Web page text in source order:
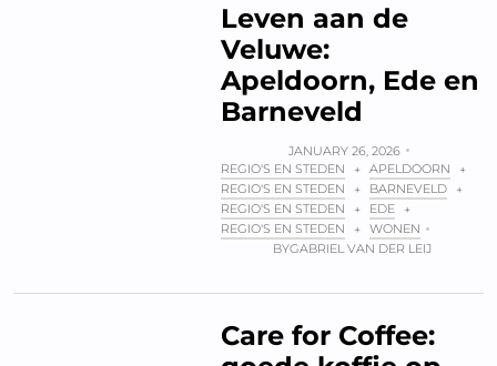
Leven aan de
Veluwe:
Apeldoorn, Ede en
Barneveld
JANUARY 26, 2026
REGIO'S EN STEDEN
+ APELDOORN
+
REGIO'S EN STEDEN
+ BARNEVELD
+
REGIO'S EN STEDEN
+ EDE
+
REGIO'S EN STEDEN
+ WONEN
BYGABRIEL VAN DER LEIJ
Care for Coffee: